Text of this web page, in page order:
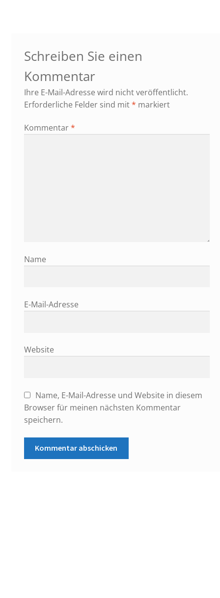
Schreiben Sie einen
Kommentar
Ihre E-Mail-Adresse wird nicht veröffentlicht.
Erforderliche Felder sind mit* markiert
Kommentar*
Name
E-Mail-Adresse
Website
Name, E-Mail-Adresse und Website in diesem
Browser für meinen nächsten Kommentar
speichern.